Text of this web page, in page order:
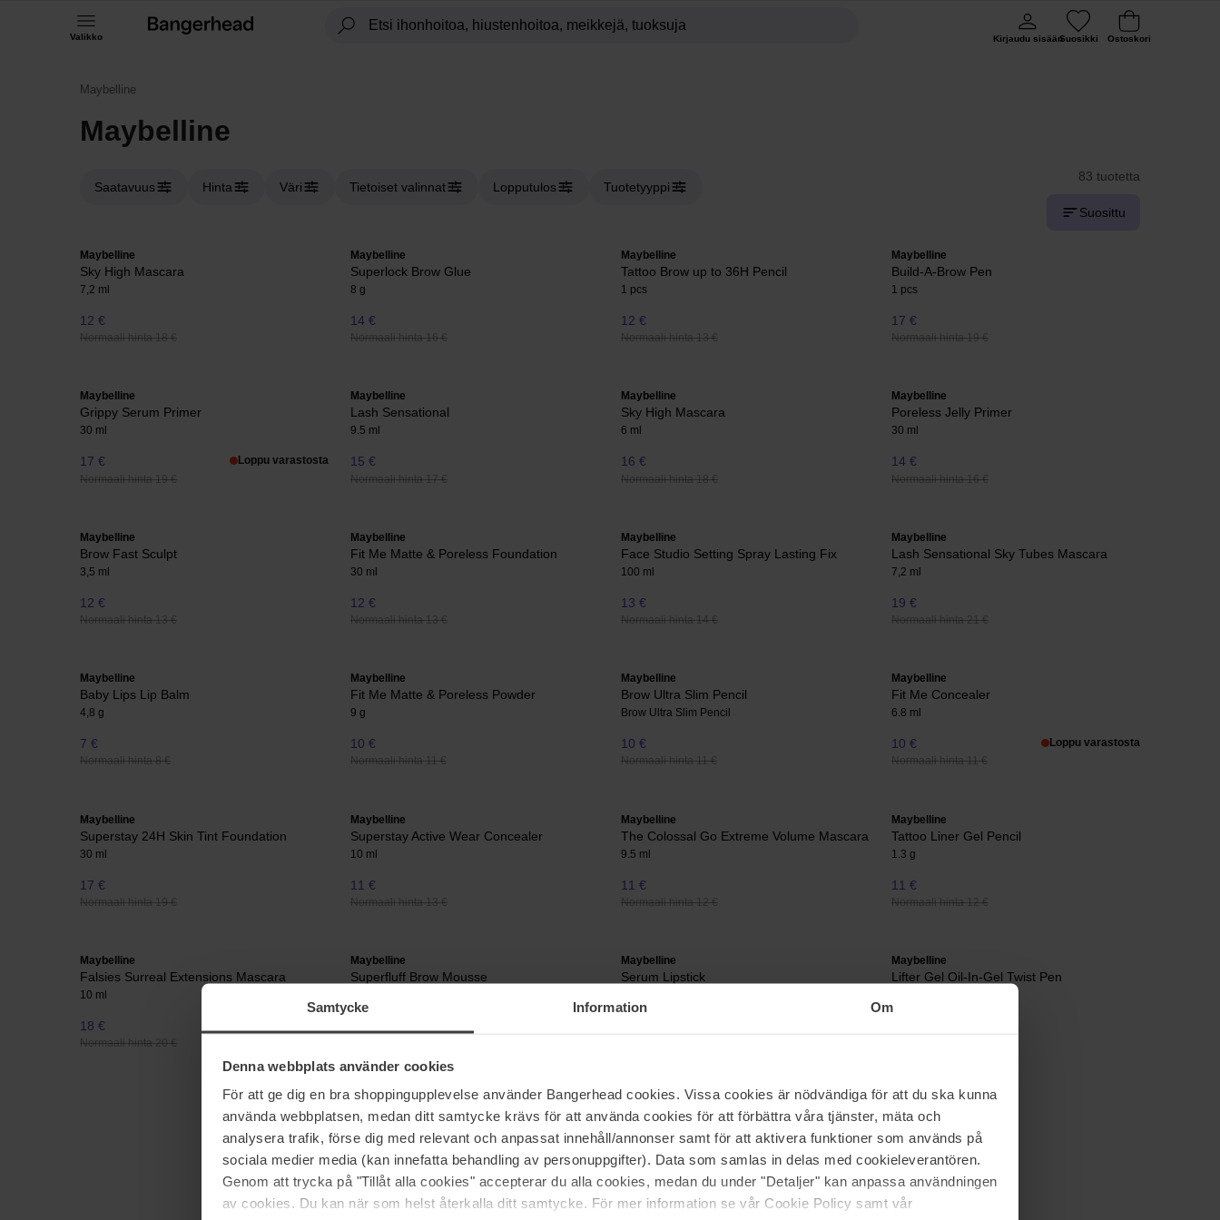
Samtycke Information Om
Denna webbplats använder cookies
För att ge dig en bra shoppingupplevelse använder Bangerhead cookies. Vissa cookies är nödvändiga för att du ska kunna
använda webbplatsen, medan ditt samtycke krävs för att använda cookies för att förbättra våra tjänster, mäta och
analysera trafik, förse dig med relevant och anpassat innehåll/annonser samt för att aktivera funktioner som används på
sociala medier media (kan innefatta behandling av personuppgifter). Data som samlas in delas med cookieleverantören.
Genom att trycka på "Tillåt alla cookies" accepterar du alla cookies, medan du under "Detaljer" kan anpassa användningen
av cookies. Du kan när som helst återkalla ditt samtycke. För mer information se vår Cookie Policy samt vår
Valikko Kirjaudu sisäänSuosikki Ostoskori
Maybelline
Maybelline
Saatavuus Hinta Väri Tietoiset valinnat Lopputulos Tuotetyyppi
83 tuotetta
Suosittu
Maybelline
Sky High Mascara
7,2 ml
12 €
Normaali hinta 18 €
Maybelline
Superlock Brow Glue
8 g
14 €
Normaali hinta 16 €
Maybelline
Tattoo Brow up to 36H Pencil
1 pcs
12 €
Normaali hinta 13 €
Maybelline
Build-A-Brow Pen
1 pcs
17 €
Normaali hinta 19 €
Maybelline
Grippy Serum Primer
30 ml
17 €
Normaali hinta 19 €
Loppu varastosta
Maybelline
Lash Sensational
9.5 ml
15 €
Normaali hinta 17 €
Maybelline
Sky High Mascara
6 ml
16 €
Normaali hinta 18 €
Maybelline
Poreless Jelly Primer
30 ml
14 €
Normaali hinta 16 €
Maybelline
Brow Fast Sculpt
3,5 ml
12 €
Normaali hinta 13 €
Maybelline
Fit Me Matte & Poreless Foundation
30 ml
12 €
Normaali hinta 13 €
Maybelline
Face Studio Setting Spray Lasting Fix
100 ml
13 €
Normaali hinta 14 €
Maybelline
Lash Sensational Sky Tubes Mascara
7,2 ml
19 €
Normaali hinta 21 €
Maybelline
Baby Lips Lip Balm
4,8 g
7 €
Normaali hinta 8 €
Maybelline
Fit Me Matte & Poreless Powder
9 g
10 €
Normaali hinta 11 €
Maybelline
Brow Ultra Slim Pencil
Brow Ultra Slim Pencil
10 €
Normaali hinta 11 €
Maybelline
Fit Me Concealer
6.8 ml
10 €
Normaali hinta 11 €
Loppu varastosta
Maybelline
Superstay 24H Skin Tint Foundation
30 ml
17 €
Normaali hinta 19 €
Maybelline
Superstay Active Wear Concealer
10 ml
11 €
Normaali hinta 13 €
Maybelline
The Colossal Go Extreme Volume Mascara
9.5 ml
11 €
Normaali hinta 12 €
Maybelline
Tattoo Liner Gel Pencil
1.3 g
11 €
Normaali hinta 12 €
Maybelline
Falsies Surreal Extensions Mascara
10 ml
18 €
Normaali hinta 20 €
Maybelline
Superfluff Brow Mousse
Maybelline
Serum Lipstick
Maybelline
Lifter Gel Oil-In-Gel Twist Pen
Näytä lisää